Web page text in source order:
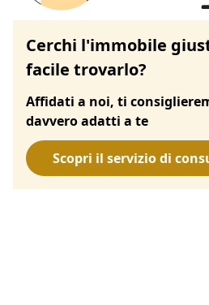
Cerchi l'immobile
facile trovarlo?
Affidati a noi, ti
davvero adatti a te
Scopri il servizio di